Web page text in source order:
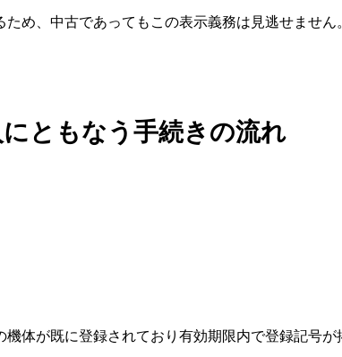
め、中古であってもこの表示義務は見逃せません
ともなう手続きの流れ
体が既に登録されており有効期限内で登録記号が